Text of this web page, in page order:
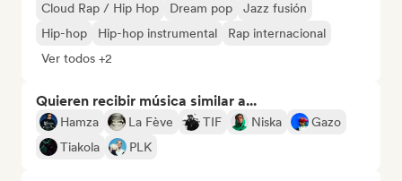
Cloud Rap / Hip Hop Dream pop
Jazz fusión
Hip-hop
Hip-hop instrumental
Rap internacional
Ver todos +2
Quieren recibir música similar a...
Hamza La Fève TIF Niska
Gazo
Tiakola
PLK